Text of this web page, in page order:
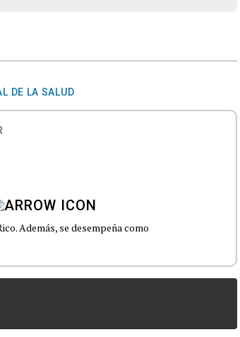
DE LA SALUD
Además, se desempeña como